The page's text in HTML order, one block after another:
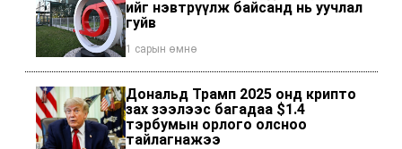
ийг нэвтрүүлж байсанд нь уучлал
гуйв
1 сарын өмнө
Дональд Трамп 2025 онд крипто
зах зээлээс багадаа $1.4
тэрбумын орлого олсноо
тайлагнажээ